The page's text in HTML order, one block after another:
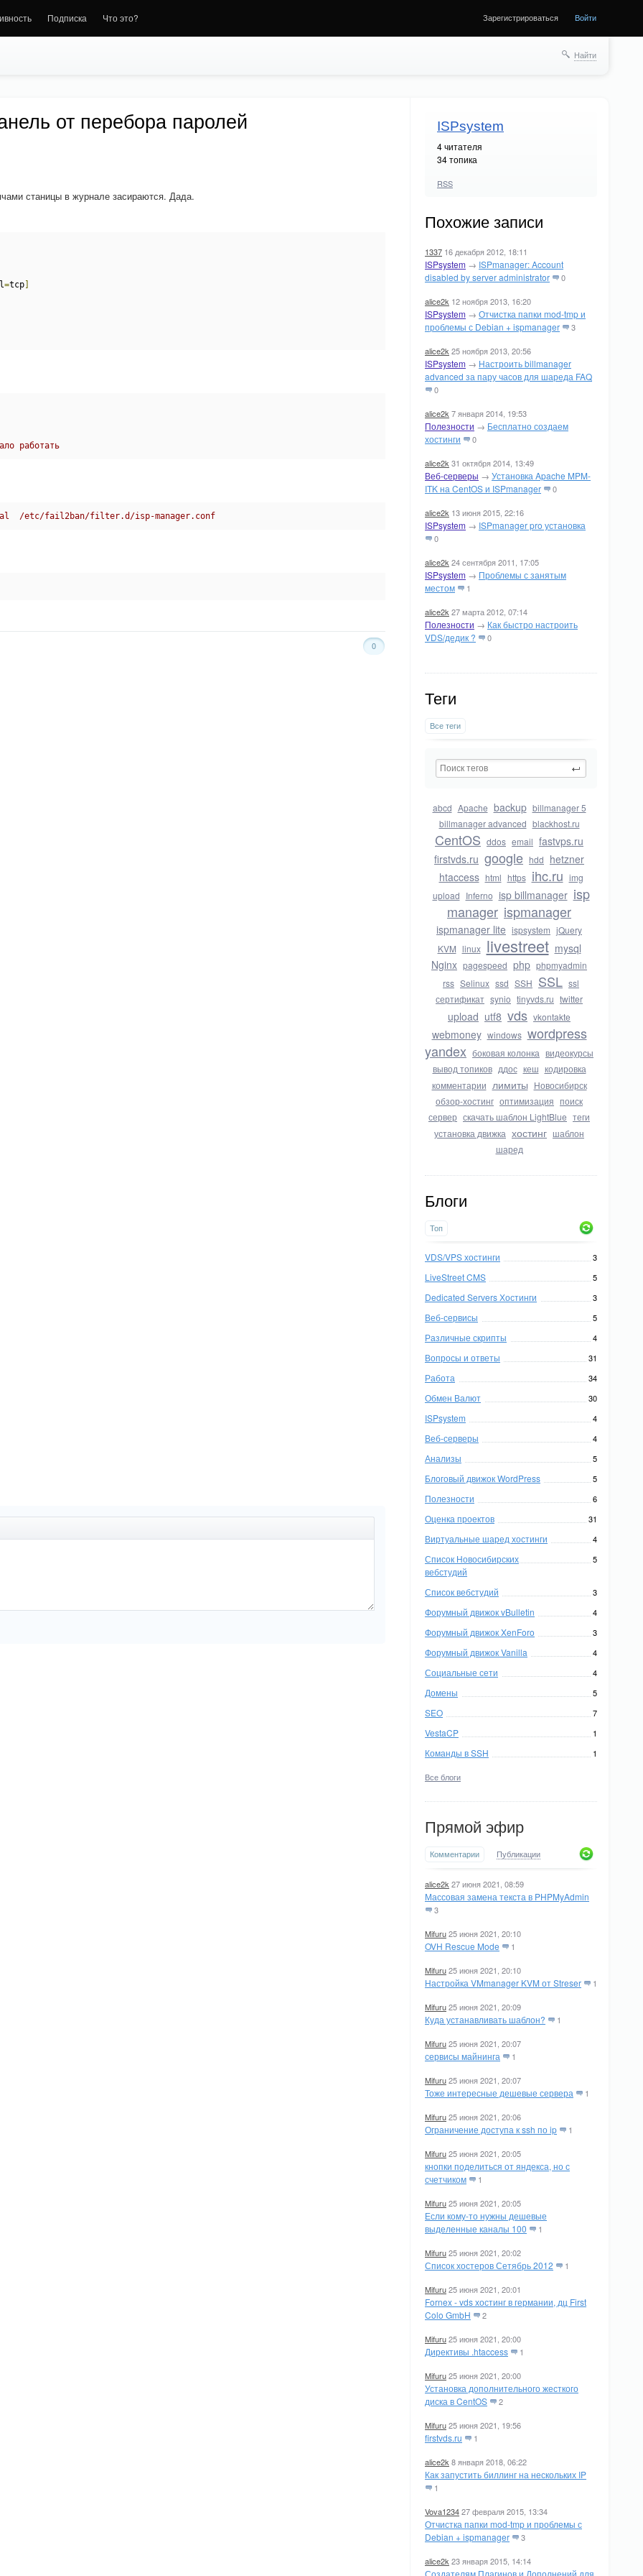
Подписка Что это? Зарегистрироваться Войти
Найти
ISPsystem
4читателя
34 топика
RSS
Похожие записи
1337 16 декабря 2012, 18:11
ISPsystem → ISPmanager: Account
disabled by server administrator
0
alice2k 12 ноября 2013, 16:20
ISPsystem → Отчистка папки mod-tmp и
проблемы с Debian + ispmanager
3
alice2k 25 ноября 2013, 20:56
ISPsystem → Настроить billmanager
advanced за пару часов для шареда FAQ
0
alice2k 7 января 2014, 19:53
Полезности → Бесплатно создаем
хостинги
0
alice2k 31 октября 2014, 13:49
Веб-серверы → Установка Apache MPM-
ITK на CentOS и ISPmanager
0
alice2k 13 июня 2015, 22:16
ISPsystem → ISPmanager pro установка
0
alice2k 24 сентября 2011, 17:05
ISPsystem → Проблемы с занятым
местом
1
alice2k 27 марта 2012, 07:14
Полезности → Как быстро настроить
VDS/дедик ?
0
Теги
Все теги
abcd Apache backup billmanager 5
billmanager advanced blackhost.ru
CentOS ddos email fastvps.ru
firstvds.ru google hdd hetzner
htaccess html https ihc.ru img
upload Inferno isp billmanager isp
manager ispmanager
ispmanager lite ispsystem jQuery
KVM linux livestreet mysql
Nginx pagespeed php phpmyadmin
rss Selinux ssd SSH SSL ssl
сертификат synio tinyvds.ru twitter
upload utf8 vds vkontakte
webmoney windows wordpress
yandex боковая колонка видеокурсы
вывод топиков ддос кеш кодировка
комментарии лимиты Новосибирск
обзор-хостинг оптимизация поиск
сервер скачать шаблон LightBlue теги
установка движка хостинг шаблон
шаред
Блоги
Топ
VDS/VPS хостинги 3
LiveStreet CMS 5
Dedicated Servers Хостинги 3
Веб-сервисы 5
Различные скрипты 4
Вопросы и ответы 31
Работа 34
Обмен Валют 30
ISPsystem 4
Веб-серверы 4
Анализы 5
Блоговый движок WordPress 5
Полезности 6
Оценка проектов 31
Виртуальные шаред хостинги 4
Список Новосибирских
вебстудий
5
Список вебстудий 3
Форумный движок vBulletin 4
Форумный движок XenForo 3
Форумный движок Vanilla 4
Социальные сети 4
Домены 5
SEO 7
VestaCP 1
Команды в SSH 1
Все блоги
Прямой эфир
Комментарии Публикации
alice2k 27 июня 2021, 08:59
Массовая замена текста в PHPMyAdmin
3
Mifuru25 июня 2021, 20:10
OVH Rescue Mode 1
Mifuru25 июня 2021, 20:10
Настройка VMmanager KVM от Streser 1
Mifuru25 июня 2021, 20:09
Куда устанавливать шаблон? 1
Mifuru25 июня 2021, 20:07
сервисы майнинга 1
Mifuru25 июня 2021, 20:07
Тоже интересные дешевые сервера 1
Mifuru25 июня 2021, 20:06
Ограничение доступа к ssh по ip 1
Mifuru25 июня 2021, 20:05
кнопки поделиться от яндекса, но с
счетчиком
1
Mifuru25 июня 2021, 20:05
Если кому-то нужны дешевые
выделенные каналы 100
1
Mifuru25 июня 2021, 20:02
Список хостеров Сетябрь 2012 1
Mifuru25 июня 2021, 20:01
Fornex - vds хостинг в германии, дц First
Colo GmbH
2
Mifuru25 июня 2021, 20:00
Директивы .htaccess 1
Mifuru25 июня 2021, 20:00
Установка дополнительного жесткого
диска в CentOS
2
Mifuru25 июня 2021, 19:56
firstvds.ru 1
alice2k 8 января 2018, 06:22
Как запустить биллинг на нескольких IP
1
Vova123427 февраля 2015, 13:34
Отчистка папки mod-tmp и проблемы с
Debian + ispmanager
3
alice2k 23 января 2015, 14:14
Создателям Плагинов и Дополнений для
от перебора паролей
станицы в журнале засираются. Дада.
=tcp
работать
/etc/fail2ban/filter.d/isp-manager.conf
0